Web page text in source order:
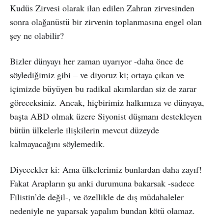
Kudüs Zirvesi olarak ilan edilen Zahran zirvesinden
sonra olağanüstü bir zirvenin toplanmasına engel olan
şey ne olabilir?
Bizler dünyayı her zaman uyarıyor -daha önce de
söylediğimiz gibi – ve diyoruz ki; ortaya çıkan ve
içimizde büyüyen bu radikal akımlardan siz de zarar
göreceksiniz. Ancak, hiçbirimiz halkımıza ve dünyaya,
başta ABD olmak üzere Siyonist düşmanı destekleyen
bütün ülkelerle ilişkilerin mevcut düzeyde
kalmayacağını söylemedik.
Diyecekler ki: Ama ülkelerimiz bunlardan daha zayıf!
Fakat Arapların şu anki durumuna bakarsak -sadece
Filistin’de değil-, ve özellikle de dış müdahaleler
nedeniyle ne yaparsak yapalım bundan kötü olamaz.